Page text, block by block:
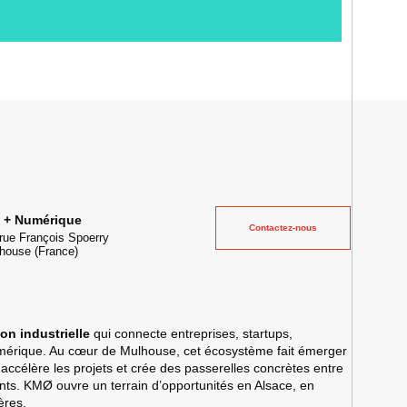
Numérique
François Spoerry
(France)
Contactez-nous
industrielle qui connecte entreprises, startups,
Au cœur de Mulhouse, cet écosystème fait émerger
les projets et crée des passerelles concrètes entre
KMØ ouvre un terrain d’opportunités en Alsace, en